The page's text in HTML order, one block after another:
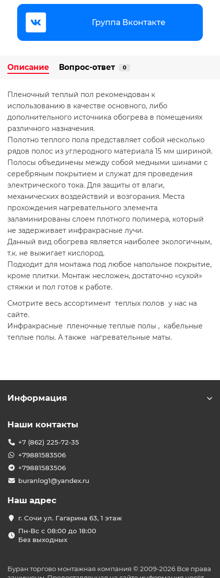
Группа Вконтакте
Описание Вопрос-ответ 0
Пленочный теплый пол рекомендован к
использованию в качестве основного, либо
дополнительного источника обогрева в помещениях
различного назначения.
Полотно теплого пола представляет собой несколько
рядов полос из углеродного материала 15 мм шириной.
Полосы объединены между собой медными шинами с
серебряным покрытием и служат для проведения
электрического тока. Для защиты от влаги,
механических воздействий и возгорания. Места
прохождения нагревательного элемента
заламинированы слоем плотного полимера, который
не задерживает инфракрасные лучи.
Данный вид обогрева является наиболее экологичным,
т.к. не выжигает кислород.
Подходит для монтажа под любое напольное покрытие,
кроме плитки. Монтаж несложен, достаточно «сухой»
стяжки и пол готов к работе.
Смотрите весь ассортимент теплых полов у нас на
сайте.
Инфракрасные пленочные теплые полы , кабельные
теплые полы. А также нагревательные маты.
Информация
Наши контакты
+7 (862) 225-72-35
+79881583506
+79881583506
buranlog1@yandex.ru
Наш адрес
г. Сочи ул. Гагарина 63, 1 этаж
Пн-Вс с 08:00 до 18:00
Без выходных
Буран торгово монтажная компания © 2009-2026 Все права